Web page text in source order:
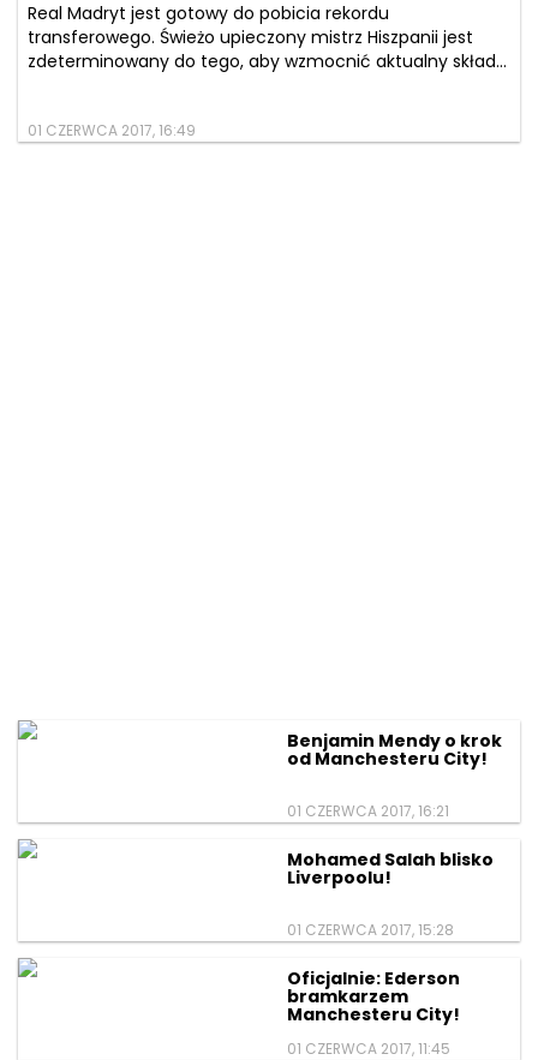
Real Madryt jest gotowy do pobicia rekordu
transferowego. Świeżo upieczony mistrz Hiszpanii jest
zdeterminowany do tego, aby wzmocnić aktualny skład...
01 CZERWCA 2017, 16:49
Benjamin Mendy o krok
od Manchesteru City!
01 CZERWCA 2017, 16:21
Mohamed Salah blisko
Liverpoolu!
01 CZERWCA 2017, 15:28
Oficjalnie: Ederson
bramkarzem
Manchesteru City!
01 CZERWCA 2017, 11:45